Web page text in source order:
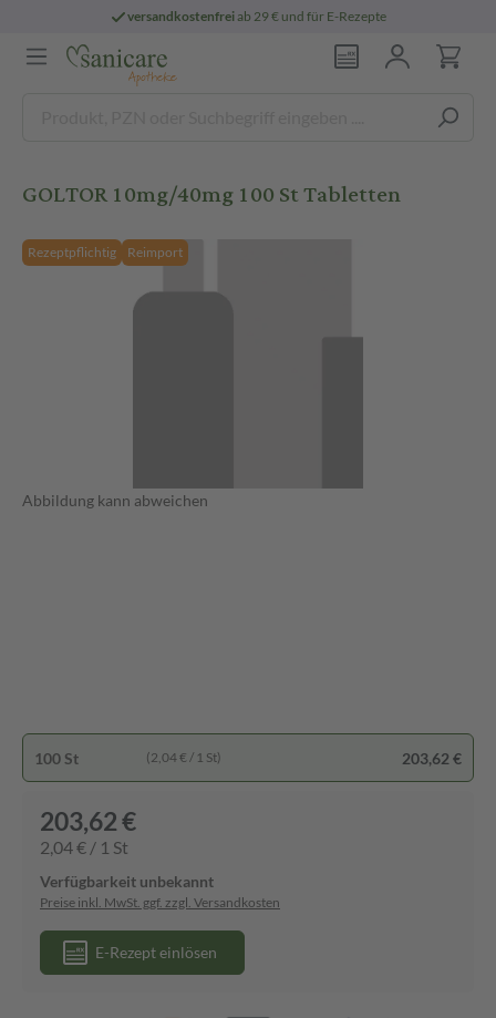
versandkostenfreiab 29 € und für E-Rezepte
GOLTOR 10mg/40mg 100 St Tabletten
Rezeptpflichtig Reimport
Abbildung kann abweichen
100 St (2,04 € / 1 St) 203,62 €
203,62 €
2,04 € / 1 St
Verfügbarkeit unbekannt
Preise inkl. MwSt. ggf. zzgl. Versandkosten
E-Rezept einlösen